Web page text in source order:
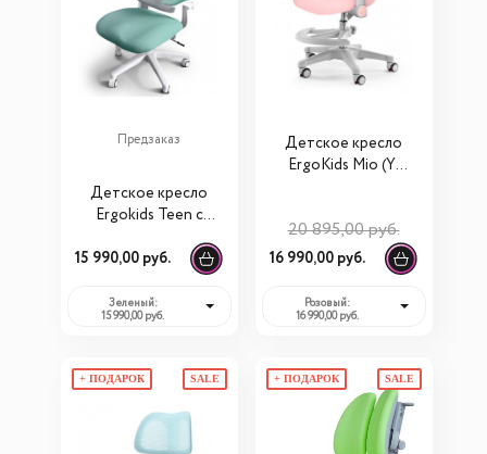
Предзаказ
Детское кресло
Ergokids Teen c
15 990,00 руб.
Зеленый:
15 990,00 руб.
Детское кресло
ErgoKids Mio (Y-
20 895,00 руб.
16 990,00 руб.
Розовый:
16 990,00 руб.
SALE
+ ПОДАРОК SALE
+ ПОДАРОК